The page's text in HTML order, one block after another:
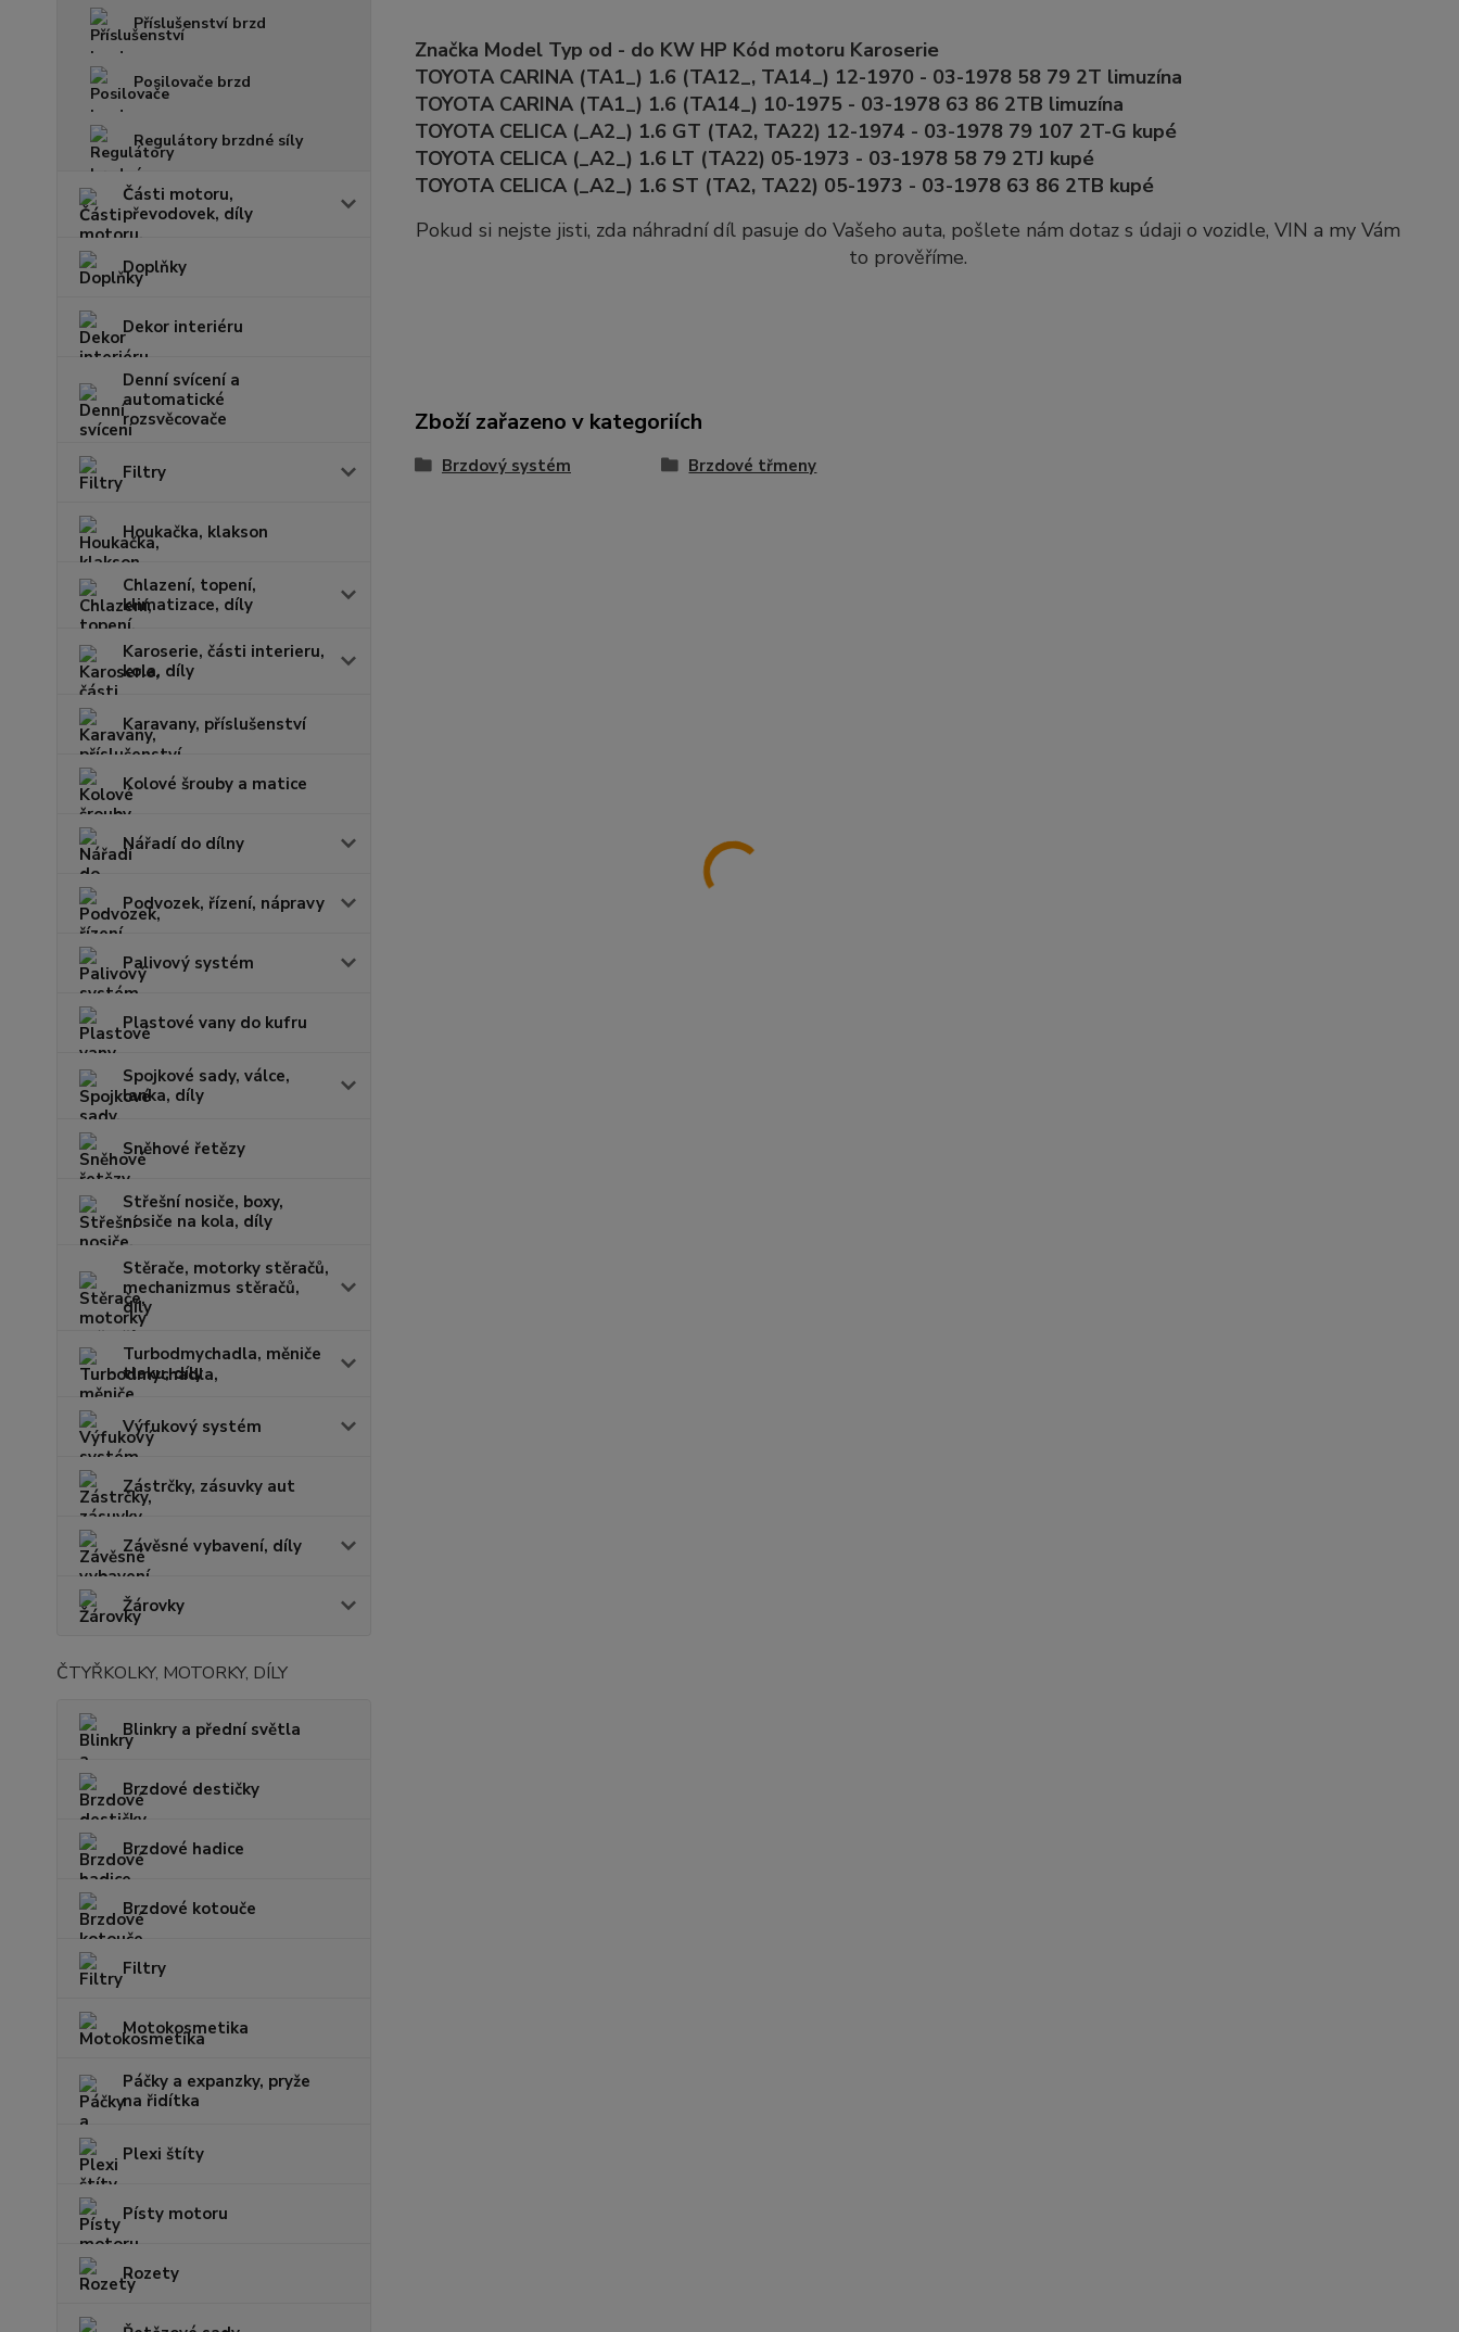
Příslušenství brzd
Posilovače brzd
Regulátory brzdné síly
Části motoru,
převodovek, díly
Doplňky
Dekor interiéru
Denní svícení a
automatické
rozsvěcovače
Filtry
Houkačka, klakson
Chlazení, topení,
klimatizace, díly
Karoserie, části interieru,
kola, díly
Karavany, příslušenství
Kolové šrouby a matice
Nářadí do dílny
Podvozek, řízení, nápravy
Palivový systém
Plastové vany do kufru
Spojkové sady, válce,
lanka, díly
Sněhové řetězy
Střešní nosiče, boxy,
nosiče na kola, díly
Stěrače, motorky stěračů,
mechanizmus stěračů,
díly
Turbodmychadla, měniče
tlaku, díly
Výfukový systém
Zástrčky, zásuvky aut
Závěsné vybavení, díly
Žárovky
ČTYŘKOLKY, MOTORKY, DÍLY
Blinkry a přední světla
Brzdové destičky
Brzdové hadice
Brzdové kotouče
Filtry
Motokosmetika
Páčky a expanzky, pryže
na řidítka
Plexi štíty
Písty motoru
Rozety
Značka Model Typ od - do KW HP Kód motoru Karoserie
TOYOTA CARINA (TA1_) 1.6 (TA12_, TA14_) 12-1970 - 03-1978 58 79 2T limuzína
TOYOTA CARINA (TA1_) 1.6 (TA14_) 10-1975 - 03-1978 63 86 2TB limuzína
TOYOTA CELICA (_A2_) 1.6 GT (TA2, TA22) 12-1974 - 03-1978 79 107 2T-G kupé
TOYOTA CELICA (_A2_) 1.6 LT (TA22) 05-1973 - 03-1978 58 79 2TJ kupé
TOYOTA CELICA (_A2_) 1.6 ST (TA2, TA22) 05-1973 - 03-1978 63 86 2TB kupé
Pokud si nejste jisti, zda náhradní díl pasuje do Vašeho auta, pošlete nám dotaz s údaji o vozidle, VIN a my Vám
to prověříme.
Zboží zařazeno v kategoriích
Brzdový systém Brzdové třmeny